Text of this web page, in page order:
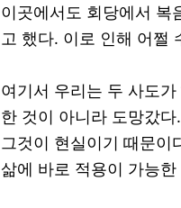
이곳에서도 회당에서 복
고 했다. 이로 인해 어쩔
여기서 우리는 두 사도
한 것이 아니라 도망갔
그것이 현실이기 때문이
삶에 바로 적용이 가능